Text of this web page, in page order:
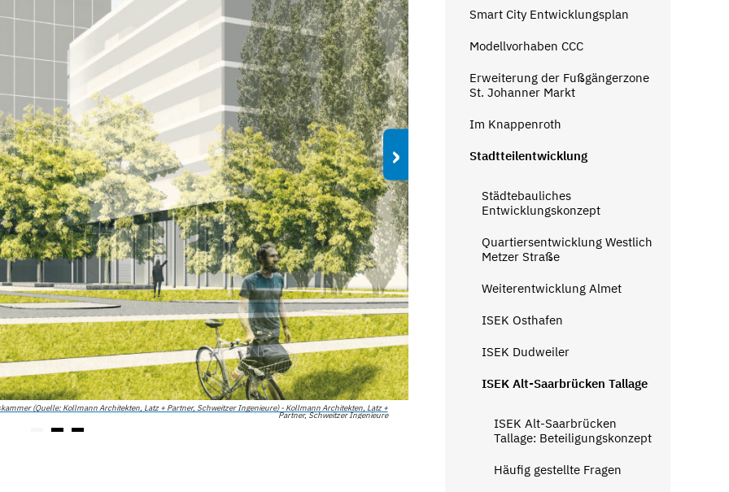
(Quelle: Kollmann Architekten, Latz + Partner, Schweitzer Ingenieure) - Kollmann Architekten, Latz +
Partner, Schweitzer Ingenieure
›
Smart City Entwicklungsplan
Modellvorhaben CCC
Erweiterung der Fußgängerzone
St. Johanner Markt
Im Knappenroth
Stadtteilentwicklung
Städtebauliches
Entwicklungskonzept
Quartiersentwicklung Westlich
Metzer Straße
Weiterentwicklung Almet
ISEK Osthafen
ISEK Dudweiler
ISEK Alt-Saarbrücken Tallage
ISEK Alt-Saarbrücken
Tallage: Beteiligungskonzept
Häufig gestellte Fragen